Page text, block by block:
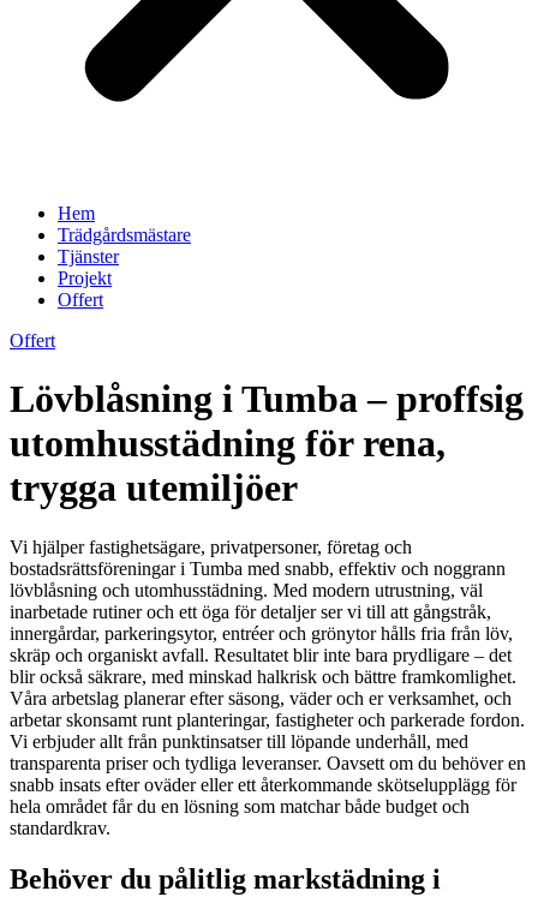
Hem
Trädgårdsmästare
Tjänster
Projekt
Offert
Offert
Lövblåsning i Tumba – proffsig
utomhusstädning för rena,
trygga utemiljöer
Vi hjälper fastighetsägare, privatpersoner, företag och
bostadsrättsföreningar i Tumba med snabb, effektiv och noggrann
lövblåsning och utomhusstädning. Med modern utrustning, väl
inarbetade rutiner och ett öga för detaljer ser vi till att gångstråk,
innergårdar, parkeringsytor, entréer och grönytor hålls fria från löv,
skräp och organiskt avfall. Resultatet blir inte bara prydligare – det
blir också säkrare, med minskad halkrisk och bättre framkomlighet.
Våra arbetslag planerar efter säsong, väder och er verksamhet, och
arbetar skonsamt runt planteringar, fastigheter och parkerade fordon.
Vi erbjuder allt från punktinsatser till löpande underhåll, med
transparenta priser och tydliga leveranser. Oavsett om du behöver en
snabb insats efter oväder eller ett återkommande skötselupplägg för
hela området får du en lösning som matchar både budget och
standardkrav.
Behöver du pålitlig markstädning i